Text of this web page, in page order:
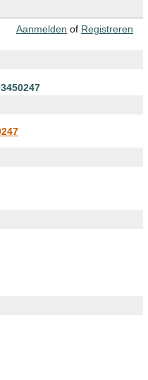
Aanmelden of Registreren